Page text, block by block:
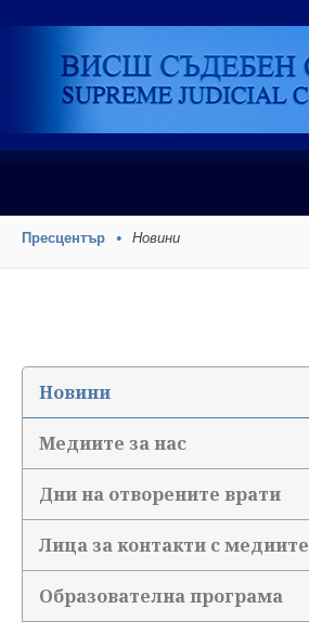
Пресцентър Новини
Новини
Медиите за нас
Дни на отворените врати
Лица за контакти с медиите
Образователна програма